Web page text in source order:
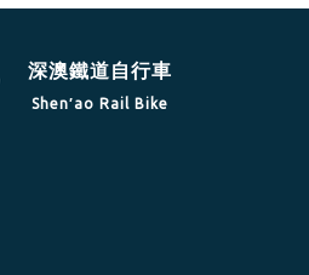
深澳鐵道自行車
Shen′ao Rail Bike